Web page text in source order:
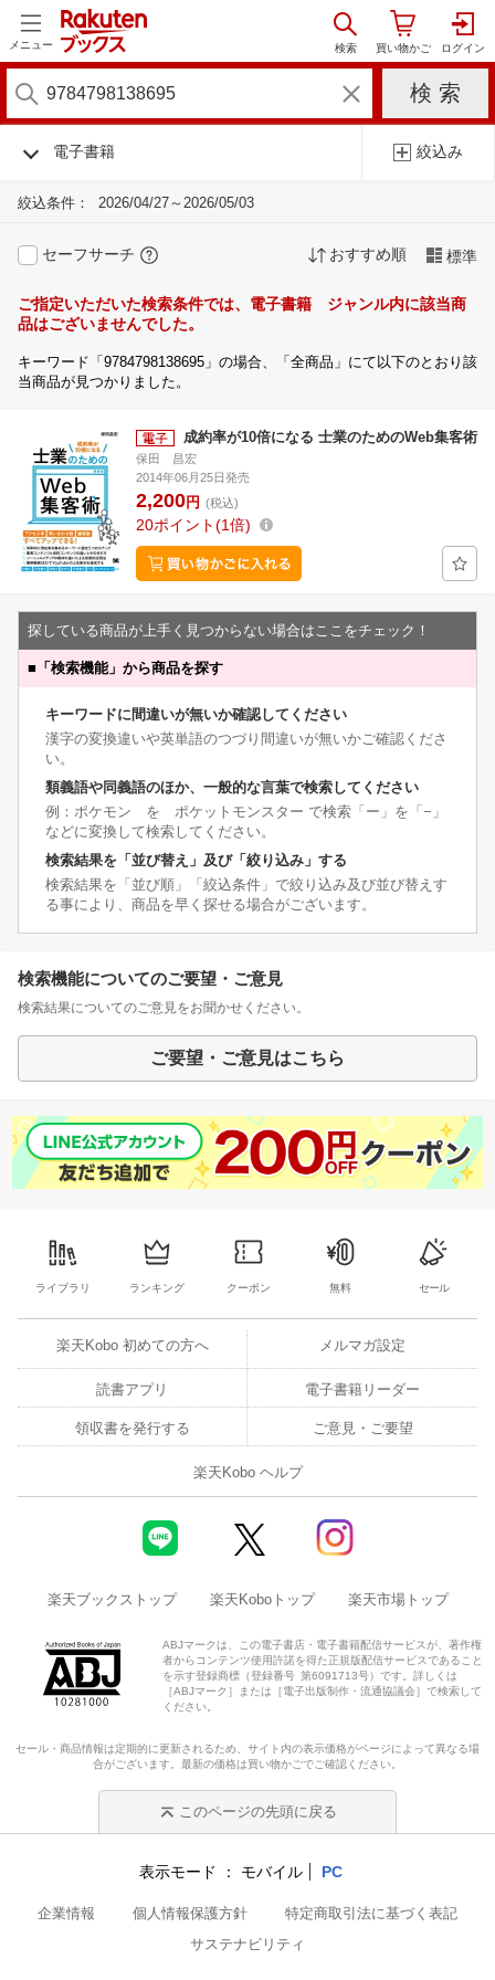
メニュー
電子書籍 絞込み
絞込条件： 2026/04/27～2026/05/03
セーフサーチ おすすめ順 標準
ご指定いただいた検索条件では、電子書籍 ジャンル内に該当商
品はございませんでした。
キーワード「9784798138695」の場合、「全商品」にて以下のとおり該
当商品が見つかりました。
成約率が10倍になる 士業のためのWeb集客術
保田 昌宏
2014年06月25日発売
2,200円 (税込)
20ポイント 1倍
探している商品が上手く見つからない場合はここをチェック！
■ 「検索機能」から商品を探す
キーワードに間違いが無いか確認してください
漢字の変換違いや英単語のつづり間違いが無いかご確認くださ
い。
類義語や同義語のほか、一般的な言葉で検索してください
例：ポケモン を ポケットモンスター で検索「ー」を「−」
などに変換して検索してください。
検索結果を「並び替え」及び「絞り込み」する
検索結果を「並び順」「絞込条件」で絞り込み及び並び替えす
る事により、商品を早く探せる場合がございます。
検索機能についてのご要望・ご意見
検索結果についてのご意見をお聞かせください。
ご要望・ご意見はこちら
ライブラリ ランキング クーポン 無料 セール
楽天Kobo 初めての方へ メルマガ設定
読書アプリ 電子書籍リーダー
領収書を発行する ご意見・ご要望
楽天Kobo ヘルプ
楽天ブックストップ 楽天Koboトップ 楽天市場トップ
ABJマークは、この電子書店・電子書籍配信サービスが、著作権
者からコンテンツ使用許諾を得た正規版配信サービスであること
を示す登録商標（登録番号 第6091713号）です。詳しくは
［ABJマーク］または［電子出版制作・流通協議会］で検索して
ください。
セール・商品情報は定期的に更新されるため、サイト内の表示価格がページによって異なる場
合がございます。最新の価格は買い物かごでご確認ください。
このページの先頭に戻る
表示モード モバイル PC
企業情報 個人情報保護方針
特定商取引法に基づく表記
サステナビリティ